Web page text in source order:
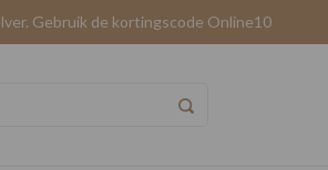
Gebruik de kortingscode Online10